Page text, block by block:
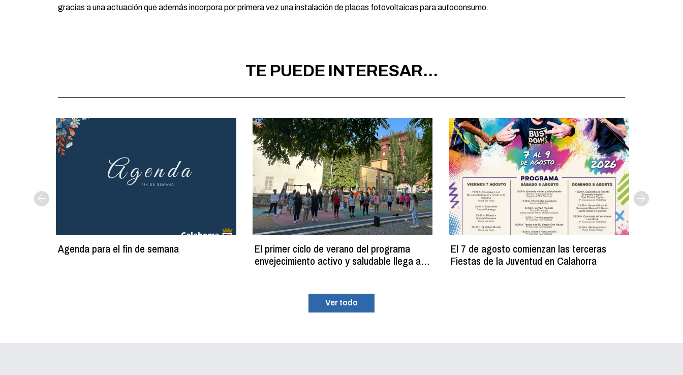
gracias a una actuación que además incorpora por primera vez una instalación de placas fotovoltaicas para autoconsumo.
TE PUEDE INTERESAR...
Agenda para el fin de semana
El primer ciclo de verano del programa
envejecimiento activo y saludable llega a
El 7 de agosto comienzan las terceras
Fiestas de la Juventud en Calahorra
Ver todo